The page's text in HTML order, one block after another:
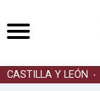
CASTILLA Y LEÓN